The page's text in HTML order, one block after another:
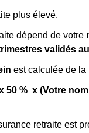
plus élevé.
dépend de votre
validés
est calculée de la
50 % x (Votre
retraite est